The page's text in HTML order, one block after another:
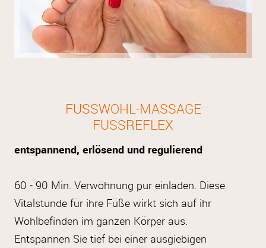
FUSSWOHL-MASSAGE
FUSSREFLEX
entspannend, erlösend und regulierend
60 - 90 Min. Verwöhnung pur einladen. Diese
Vitalstunde für ihre Füße wirkt sich auf ihr
Wohlbefinden im ganzen Körper aus.
Entspannen Sie tief bei einer ausgiebigen